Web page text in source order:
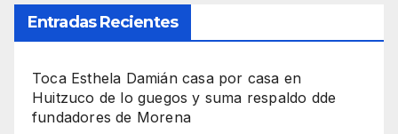
Entradas Recientes
Toca Esthela Damián casa por casa en
Huitzuco de lo guegos y suma respaldo dde
fundadores de Morena